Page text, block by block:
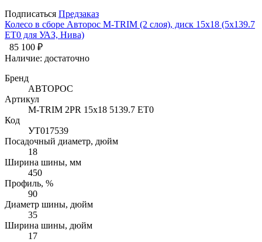
Подписаться Предзаказ
Колесо в сборе Авторос M-TRIM (2 слоя), диск 15х18 (5x139.7
ET0 для УАЗ, Нива)
85 100 ₽
Наличие: достаточно
Бренд
АВТОРОС
Артикул
M-TRIM 2PR 15х18 5139.7 ET0
Код
УТ017539
Посадочный диаметр, дюйм
18
Ширина шины, мм
450
Профиль, %
90
Диаметр шины, дюйм
35
Ширина шины, дюйм
17